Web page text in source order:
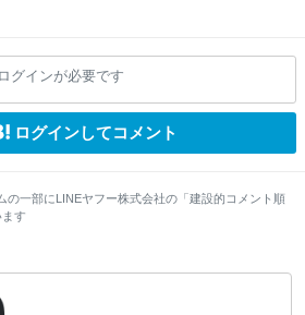
グインが必要です
ログインしてコメント
の一部にLINEヤフー株式会社の「建設的コメント順
す